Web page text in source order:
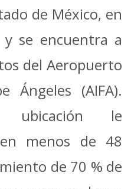
de México, en
se encuentra a
del Aeropuerto
Ángeles (AIFA).
ubicación le
menos de 48
de 70 % de